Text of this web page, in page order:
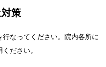
対策
なってください。院内各所に
ださい。